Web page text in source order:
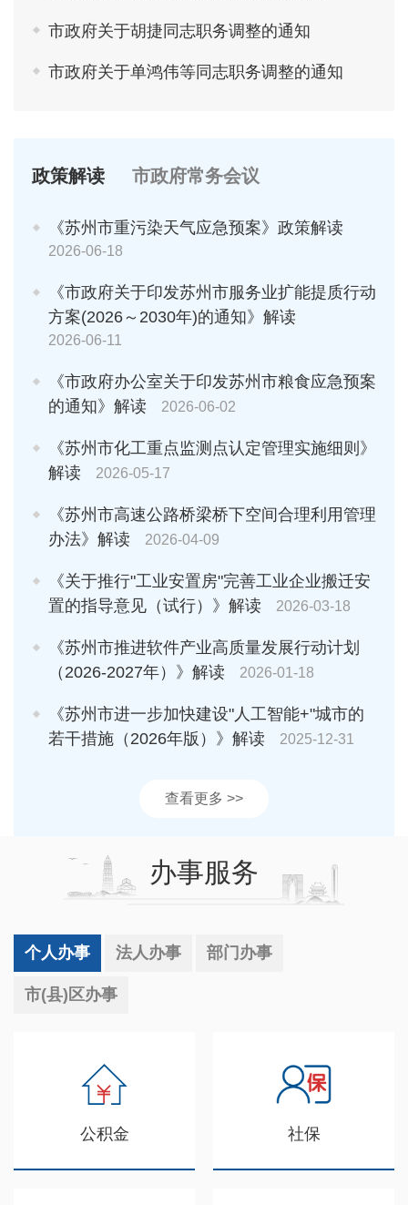
市政府关于胡捷同志职务调整的通知
市政府关于单鸿伟等同志职务调整的通知
政策解读 市政府常务会议
《苏州市重污染天气应急预案》政策解读
2026-06-18
《市政府关于印发苏州市服务业扩能提质行动
方案(2026～2030年)的通知》解读
2026-06-11
《市政府办公室关于印发苏州市粮食应急预案
的通知》解读
2026-06-02
《苏州市化工重点监测点认定管理实施细则》
解读
2026-05-17
《苏州市高速公路桥梁桥下空间合理利用管理
办法》解读
2026-04-09
《关于推行"工业安置房"完善工业企业搬迁安
置的指导意见（试行）》解读
2026-03-18
《苏州市推进软件产业高质量发展行动计划
（2026-2027年）》解读
2026-01-18
《苏州市进一步加快建设"人工智能+"城市的
若干措施（2026年版）》解读
2025-12-31
查看更多 >>
办事服务
个人办事 法人办事 部门办事
市(县)区办事
公积金 社保